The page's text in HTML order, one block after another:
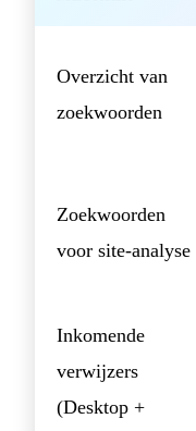
Overzicht van
zoekwoorden
Zoekwoorden
voor site-analyse
Inkomende
verwijzers
(Desktop +